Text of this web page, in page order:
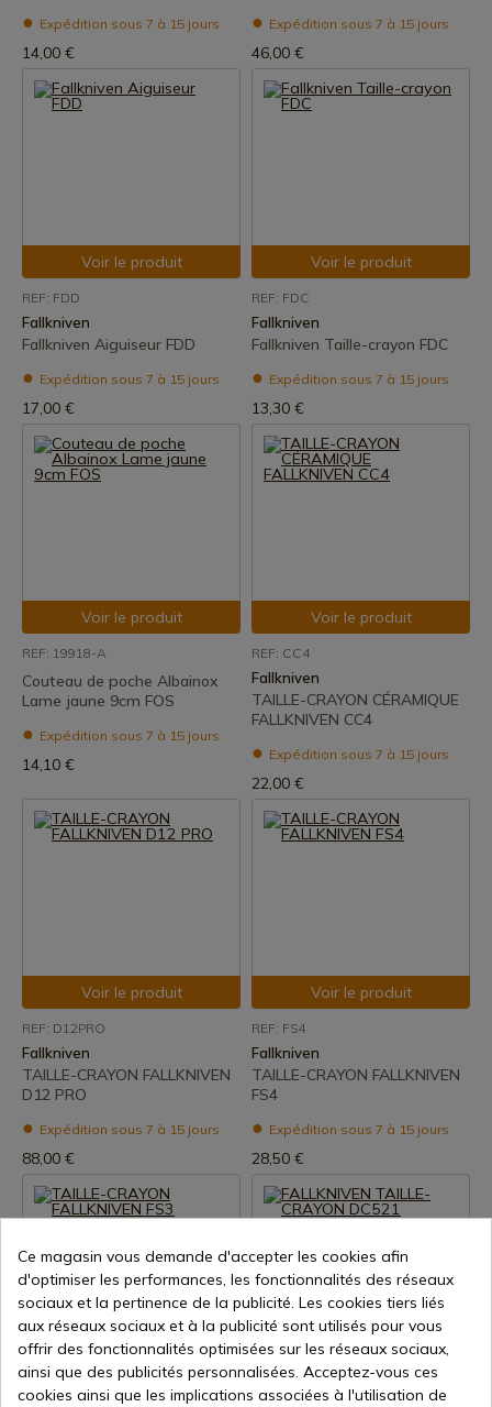
Expédition sous 7 à 15 jours
14,00 €
Expédition sous 7 à 15 jours
46,00 €
Voir le produit
REF: FDD
Fallkniven
Fallkniven Aiguiseur FDD
Expédition sous 7 à 15 jours
17,00 €
Voir le produit
REF: FDC
Fallkniven
Fallkniven Taille-crayon FDC
Expédition sous 7 à 15 jours
13,30 €
Voir le produit
REF: 19918-A
Couteau de poche Albainox
Lame jaune 9cm FOS
Expédition sous 7 à 15 jours
14,10 €
Voir le produit
REF: CC4
Fallkniven
TAILLE-CRAYON CÉRAMIQUE
FALLKNIVEN CC4
Expédition sous 7 à 15 jours
22,00 €
Voir le produit
REF: D12PRO
Fallkniven
TAILLE-CRAYON FALLKNIVEN
D12 PRO
Expédition sous 7 à 15 jours
88,00 €
Voir le produit
REF: FS4
Fallkniven
TAILLE-CRAYON FALLKNIVEN
FS4
Expédition sous 7 à 15 jours
28,50 €
Voir le produit
REF: FS3
Voir le produit
REF: DC521
Ce magasin vous demande d'accepter les cookies afin
d'optimiser les performances, les fonctionnalités des réseaux
sociaux et la pertinence de la publicité. Les cookies tiers liés
aux réseaux sociaux et à la publicité sont utilisés pour vous
offrir des fonctionnalités optimisées sur les réseaux sociaux,
ainsi que des publicités personnalisées. Acceptez-vous ces
cookies ainsi que les implications associées à l'utilisation de